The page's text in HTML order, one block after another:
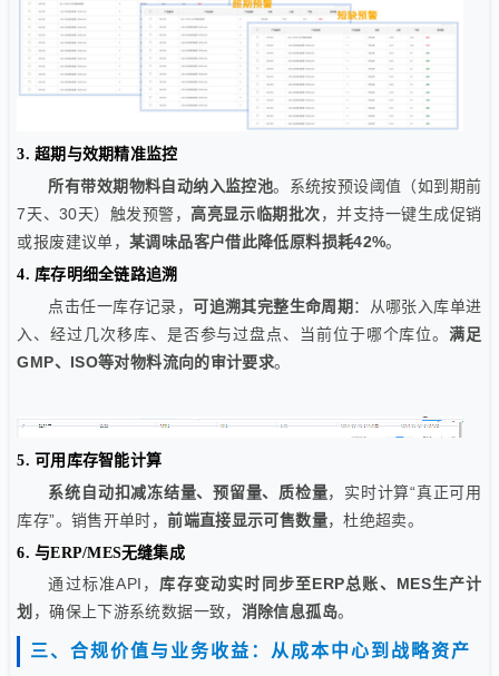
3. 超期与效期精准监控
所有带效期物料自动纳入监控池。系统按预设阈值（如到期前
7天、30天）触发预警，高亮显示临期批次，并支持一键生成促销
或报废建议单，某调味品客户借此降低原料损耗42%。
4. 库存明细全链路追溯
点击任一库存记录，可追溯其完整生命周期：从哪张入库单进
入、经过几次移库、是否参与过盘点、当前位于哪个库位。满足
GMP、ISO等对物料流向的审计要求。
5. 可用库存智能计算
系统自动扣减冻结量、预留量、质检量，实时计算“真正可用
库存”。销售开单时，前端直接显示可售数量，杜绝超卖。
6. 与ERP/MES无缝集成
通过标准API， 库存变动实时同步至ERP总账、MES生产计
划 ，确保上下游系统数据一致， 消除信息孤岛。
三、合规价值与业务收益：从成本中心到战略资产